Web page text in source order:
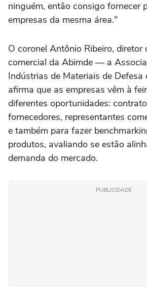
ninguém, então consigo fornecer
empresas da mesma área."
O coronel Antônio Ribeiro, diretor
comercial da Abimde — a
Indústrias de Materiais de
afirma que as empresas vêm à
diferentes oportunidades:
fornecedores, representantes
e também para fazer
produtos, avaliando se estão
demanda do mercado.
PUBLICIDADE